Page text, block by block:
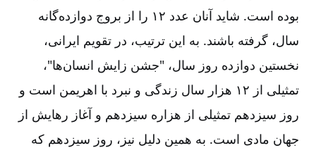
بوده است. شاید آنان عدد ۱۲ را از بروج دوازده‌گانه
سال، گرفته باشند. به این ترتیب، در تقویم ایرانی،
نخستین دوازده روز سال، "جشن زایش انسان‌ها"،
تمثیلی از ۱۲ هزار سال زندگی و نبرد با اهریمن است و
روز سیزدهم تمثیلی از هزاره سیزدهم و آغاز رهایش از
جهان مادی است. به همین دلیل نیز، روز سیزدهم که